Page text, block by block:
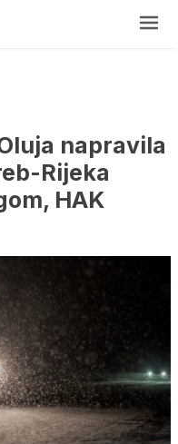
napravila
Rijeka
HAK